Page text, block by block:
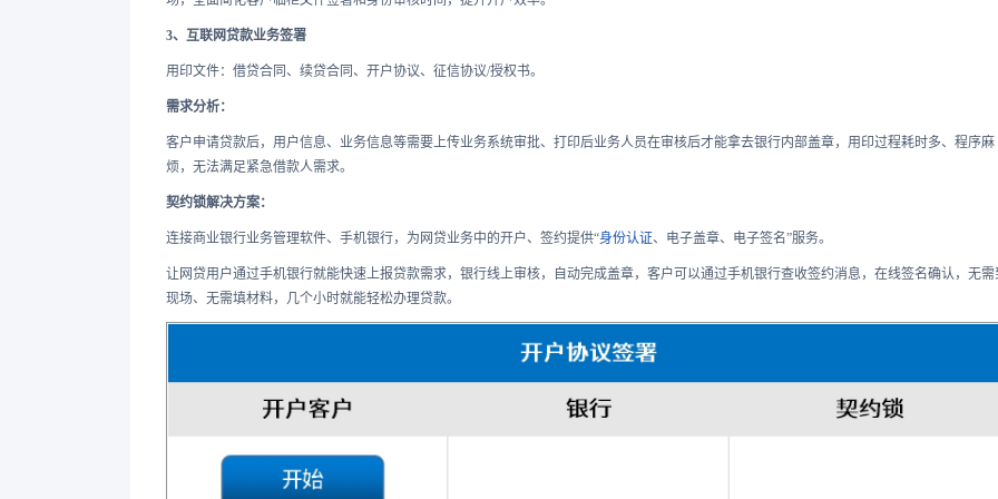
3、互联网贷款业务签署
用印文件：借贷合同、续贷合同、开户协议、征信协议/授权书。
需求分析：
客户申请贷款后，用户信息、业务信息等需要上传业务系统审批、打印后业务人员在审核后才能拿去银行内部盖章，用印过程耗时多、程序麻
烦，无法满足紧急借款人需求。
契约锁解决方案：
连接商业银行业务管理软件、手机银行，为网贷业务中的开户、签约提供“身份认证、电子盖章、电子签名”服务。
让网贷用户通过手机银行就能快速上报贷款需求，银行线上审核，自动完成盖章，客户可以通过手机银行查收签约消息，在线签名确认，无需
现场、无需填材料，几个小时就能轻松办理贷款。